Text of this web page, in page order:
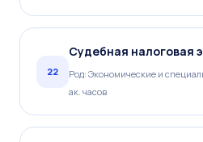
22
Судебная налоговая
Род: Экономические и
ак. часов